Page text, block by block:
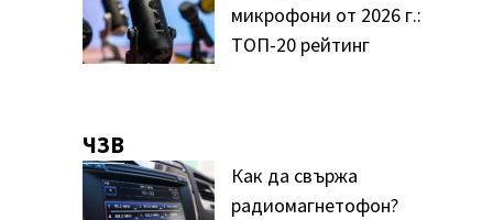
микрофони от 2026 г.:
ТОП-20 рейтинг
ЧЗВ
Как да свържа
радиомагнетофон?